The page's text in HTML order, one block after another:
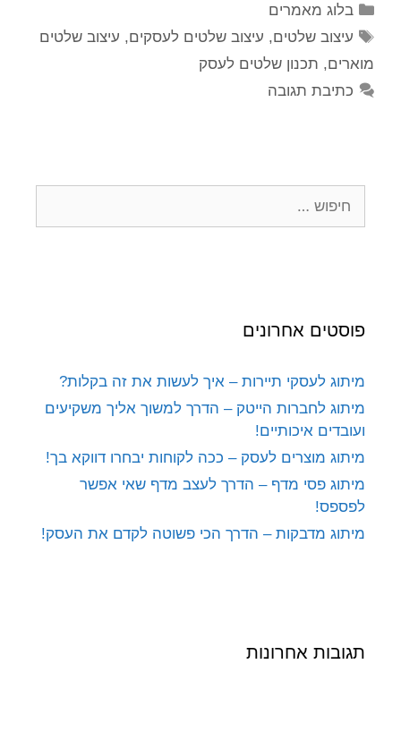
בלוג מאמרים
עיצוב שלטים, עיצוב שלטים לעסקים, עיצוב שלטים
מוארים, תכנון שלטים לעסק
כתיבת תגובה
פוסטים אחרונים
מיתוג לעסקי תיירות – איך לעשות את זה בקלות?
מיתוג לחברות הייטק – הדרך למשוך אליך משקיעים
ועובדים איכותיים!
מיתוג מוצרים לעסק – ככה לקוחות יבחרו דווקא בך!
מיתוג פסי מדף – הדרך לעצב מדף שאי אפשר
לפספס!
מיתוג מדבקות – הדרך הכי פשוטה לקדם את העסק!
תגובות אחרונות